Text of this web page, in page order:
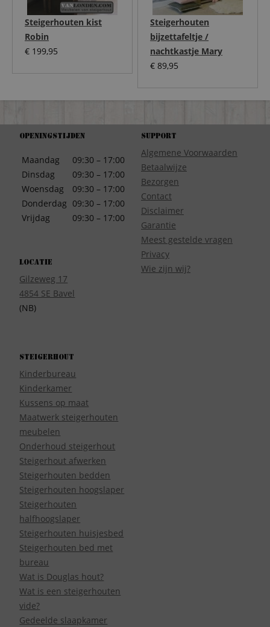
Steigerhouten
bijzettafeltje /
nachtkastje Mary
€ 89,95
Steigerhouten kist
Robin
€ 199,95
Openingstijden
Maandag
Dinsdag
Woensdag
Donderdag
Vrijdag
09:30 – 17:00
09:30 – 17:00
09:30 – 17:00
09:30 – 17:00
09:30 – 17:00
Locatie
Gilzeweg 17
4854 SE Bavel
(NB)
Support
Algemene Voorwaarden
Betaalwijze
Bezorgen
Contact
Disclaimer
Garantie
Meest gestelde vragen
Privacy
Wie zijn wij?
Steigerhout
Kinderbureau
Kinderkamer
Kussens op maat
Maatwerk steigerhouten
meubelen
Onderhoud steigerhout
Steigerhout afwerken
Steigerhouten bedden
Steigerhouten hoogslaper
Steigerhouten
halfhoogslaper
Steigerhouten huisjesbed
Steigerhouten bed met
bureau
Wat is Douglas hout?
Wat is een steigerhouten
vide?
Gedeelde slaapkamer